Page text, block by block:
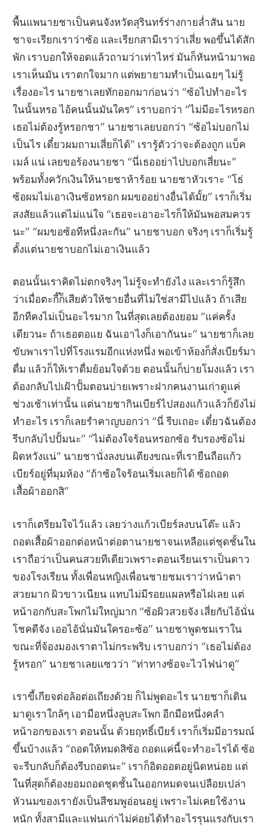
พื้นแพนายชาเป็นคนจังหวัดสุรินทร์ร่างกายล่ำสัน นาย
ชาจะเรียกเราว่าซ้อ และเรียกสามีเราว่าเสี่ย พอขึ้นได้สัก
พัก เราบอกให้จอดแล้วถามว่าเท่าไหร่ มันก็หันหน้ามาพอ
เราเห็นมัน เราตกใจมาก แต่พยายามทำเป็นเฉยๆ ไม่รู้
เรื่องอะไร นายชาเลยทักออกมาก่อนว่า “ซ้อไปทำอะไร
ในนั้นหรอ ไอ้คนนั้นมันใคร” เราบอกว่า “ไม่มีอะไรหรอก
เธอไม่ต้องรู้หรอกชา” นายชาเลยบอกว่า “ซ้อไม่บอกไม่
เป็นไร เดี๋ยวผมถามเสี่ยก็ได้” เรารู้ตัวว่าจะต้องถูก แบ็ค
เมล์ แน่ เลยขอร้องนายชา “นี่เธออย่าไปบอกเสี่ยนะ”
พร้อมทั้งควักเงินให้นายชาห้าร้อย นายชาหัวเราะ “โธ่
ซ้อผมไม่เอาเงินซ้อหรอก ผมขออย่างอื่นได้มั้ย” เราก็เริ่ม
สงสัยแล้วแต่ไม่แน่ใจ “เธอจะเอาอะไรก็ให้มันพอสมควร
นะ” “ผมขอซ้อทีหนึ่งละกัน” นายชาบอก จริงๆ เราก็เริ่มรู้
ตั้งแต่นายชาบอกไม่เอาเงินแล้ว
ตอนนั้นเราคิดไม่ตกจริงๆ ไม่รู้จะทำยังไง และเราก็รู้สึก
ว่าเมื่อตะกี๊ก็เสียตัวให้ชายอื่นที่ไม่ใช่สามีไปแล้ว ถ้าเสีย
อีกทีคงไม่เป็นอะไรมาก ในที่สุดเลยต้องยอม “แค่ครั้ง
เดียวนะ ถ้าเธอตอแย ฉันเอาไงก็เอากันนะ” นายชาก็เลย
ขับพาเราไปที่โรงแรมอีกแห่งหนึ่ง พอเข้าห้องก็สั่งเบียร์มา
ดื่ม แล้วก็ให้เราดื่มย้อมใจด้วย ตอนนั้นก็บ่ายโมงแล้ว เรา
ต้องกลับไปเฝ้าปั้มตอนบ่ายเพราะฝากคนงานเก่าดูแค่
ช่วงเช้าเท่านั้น แต่นายชากินเบียร์ไปสองแก้วแล้วก็ยังไม่
ทำอะไร เราก็เลยรำคาญบอกว่า “นี่ รีบเถอะ เดี๋ยวฉันต้อง
รีบกลับไปปั้มนะ” “ไม่ต้องใจร้อนหรอกซ้อ รับรองซ้อไม่
ผิดหวังแน่” นายชานั่งลงบนเตียงขณะที่เรายืนถือแก้ว
เบียร์อยู่ที่มุมห้อง “ถ้าซ้อใจร้อนเริ่มเลยก็ได้ ซ้อถอด
เสื้อผ้าออกสิ”
เราก็เตรียมใจไว้แล้ว เลยว่างแก้วเบียร์ลงบนโต๊ะ แล้ว
ถอดเสื้อผ้าออกต่อหน้าต่อตานายชาจนเหลือแต่ชุดชั้นใน
เราถือว่าเป็นคนสวยทีเดียวเพราะตอนเรียนเราเป็นดาว
ของโรงเรียน ทั้งเพื่อนหญิงเพื่อนชายชมเราว่าหน้าตา
สวยมาก ผิวขาวเนียน แทบไม่มีรอยแผลหรือไฝเลย แต่
หน้าอกกับสะโพกไม่ใหญ่มาก “ซ้อผิวสวยจัง เสี่ยกับไอ้นั่น
โชคดีจัง เออไอ้นั่นมันใครอะซ้อ” นายชาพูดชมเราใน
ขณะที่จ้องมองเราตาไม่กระพริบ เราบอกว่า “เธอไม่ต้อง
รู้หรอก” นายชาเลยแซวว่า “ท่าทางซ้อจะไวไฟน่าดู”
เราขี้เกียจต่อล้อต่อเถียงด้วย ก็ไม่พูดอะไร นายชาก็เดิน
มาดูเราใกล้ๆ เอามือหนึ่งลูบสะโพก อีกมือหนึ่งคลำ
หน้าอกของเรา ตอนนั้น ด้วยฤทธิ์เบียร์ เราก็เริ่มมีอารมณ์
ขึ้นบ้างแล้ว “ถอดให้หมดสิซ้อ ถอดแค่นี้จะทำอะไรได้ ซ้อ
จะรีบกลับก็ต้องรีบถอดนะ” เราก็อิดออดอยู่นิดหน่อย แต่
ในที่สุดก็ต้องยอมถอดชุดชั้นในออกหมดจนเปลือยเปล่า
หัวนมของเรายังเป็นสีชมพูอ่อนอยู่ เพราะไม่เคยใช้งาน
หนัก ทั้งสามีและแฟนเก่าไม่ค่อยได้ทำอะไรรุนแรงกับเรา